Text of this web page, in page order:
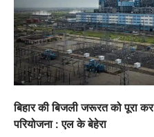
बिहार की बिजली जरूरत को पूरा कर
परियोजना : एल के बेहेरा